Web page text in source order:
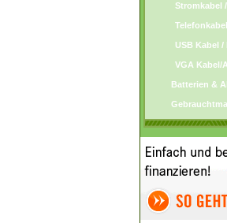
Stromkabel
Telefonkabel
USB Kabel /
VGA Kabel/
Batterien &